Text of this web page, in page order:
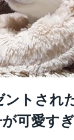
トされ
が可愛す